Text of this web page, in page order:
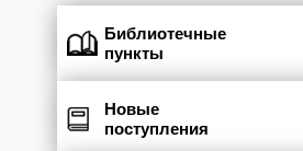
Библиотечные
пункты
Новые
поступления